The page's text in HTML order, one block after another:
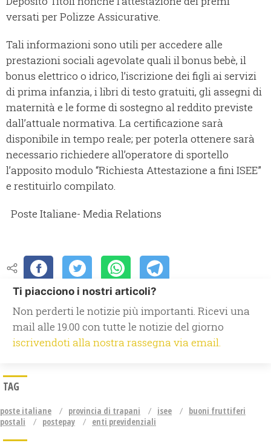
versati per Polizze Assicurative.
Tali informazioni sono utili per accedere alle
prestazioni sociali agevolate quali il bonus bebè, il
bonus elettrico o idrico, l’iscrizione dei figli ai servizi
di prima infanzia, i libri di testo gratuiti, gli assegni di
maternità e le forme di sostegno al reddito previste
dall’attuale normativa. La certificazione sarà
disponibile in tempo reale; per poterla ottenere sarà
necessario richiedere all’operatore di sportello
l’apposito modulo “Richiesta Attestazione a fini ISEE”
e restituirlo compilato.
Poste Italiane- Media Relations
Ti piacciono i nostri articoli?
Non perderti le notizie più importanti. Ricevi una
mail alle 19.00 con tutte le notizie del giorno
iscrivendoti alla nostra rassegna via email.
TAG
poste italiane provincia di trapani isee
buoni fruttiferi
postali
postepay enti previdenziali